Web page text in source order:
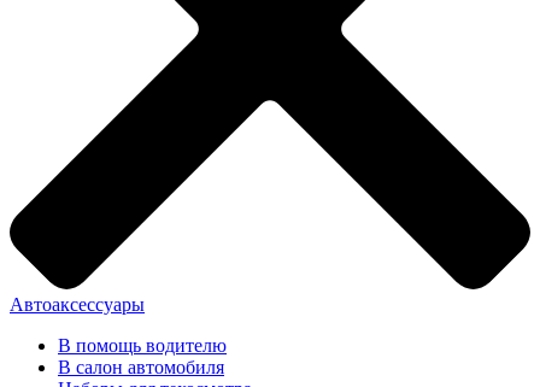
Автоаксессуары
В помощь водителю
В салон автомобиля